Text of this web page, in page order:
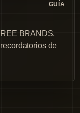
GUÍA
BRANDS,
de